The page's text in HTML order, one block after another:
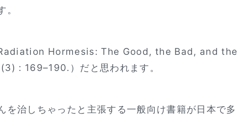
Radiation Hormesis: The Good, the Bad, and the
: 169–190.）だと思われます。
を治しちゃったと主張する一般向け書籍が日本で多